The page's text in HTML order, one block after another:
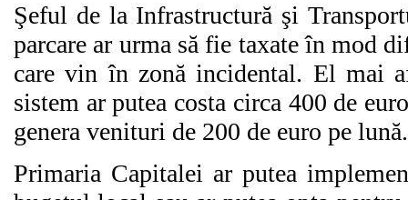
Şeful de la Infrastructură şi
parcare ar urma să fie taxate în mod
care vin în zonă incidental. El mai
sistem ar putea costa circa 400 de
genera venituri de 200 de euro pe lună.
Primaria Capitalei ar putea